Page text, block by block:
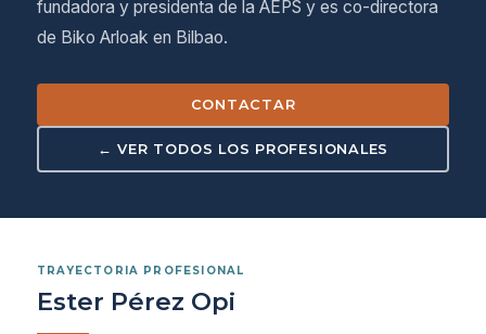
fundadora y presidenta de la AEPS y es co-directora
de Biko Arloak en Bilbao.
CONTACTAR
← VER TODOS LOS PROFESIONALES
TRAYECTORIA PROFESIONAL
Ester Pérez Opi